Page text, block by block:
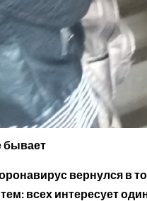
бывает
вернулся в
всех интересует